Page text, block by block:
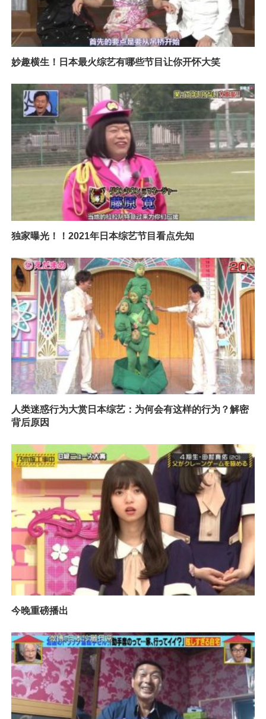
妙趣横生！日本最火综艺有哪些节目让你开怀大笑
独家曝光！！2021年日本综艺节目看点先知
人类迷惑行为大赏日本综艺：为何会有这样的行为？解密
背后原因
今晚重磅播出